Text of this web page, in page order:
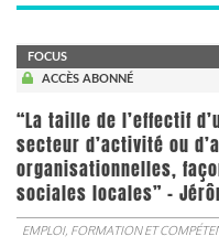
FOCUS
ACCÈS ABONNÉ
“La taille de l’effectif
secteur d’activité ou
organisationnelles,
sociales locales” -
EMPLOI, FORMATION ET